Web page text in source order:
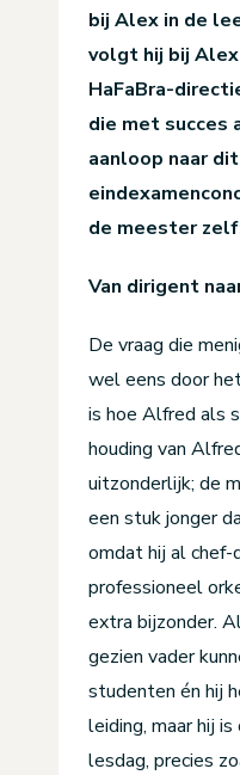
bij Alex in de
volgt hij bij
HaFaBra-
die met succes
aanloop naar
de meester
Van dirigent
De vraag die
wel eens door
is hoe Alfred als
houding van
uitzonderlijk; de
een stuk jonger
omdat hij al chef-
professioneel
extra bijzonder.
gezien vader
studenten én hij
leiding, maar hij
lesdag, precies